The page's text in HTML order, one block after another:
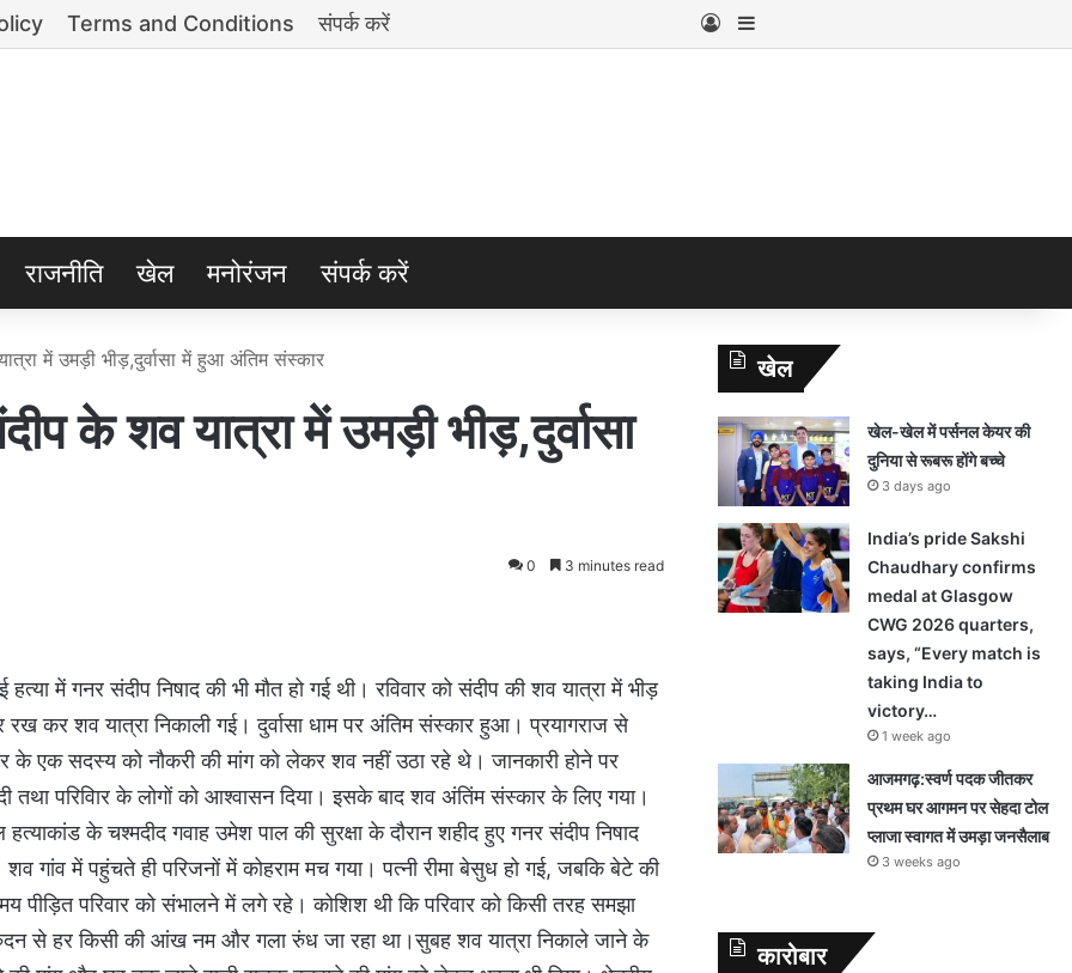
Terms and Conditions संपर्क करें Log InSidebar
राजनीति खेल मनोरंजन संपर्क करें
में उमड़ी भीड़,दुर्वासा में हुआ अंतिम संस्कार
शव यात्रा में उमड़ी भीड़,दुर्वासा
0 3 minutes read
में गनर संदीप निषाद की भी मौत हो गई थी। रविवार को संदीप की शव यात्रा में भीड़
कर शव यात्रा निकाली गई। दुर्वासा धाम पर अंतिम संस्कार हुआ। प्रयागराज से
के एक सदस्य को नौकरी की मांग को लेकर शव नहीं उठा रहे थे। जानकारी होने पर
परिविार के लोगों को आश्वासन दिया। इसके बाद शव अंतिंम संस्कार के लिए गया।
के चश्मदीद गवाह उमेश पाल की सुरक्षा के दौरान शहीद हुए गनर संदीप निषाद
में पहुंचते ही परिजनों में कोहराम मच गया। पत्नी रीमा बेसुध हो गई, जबकि बेटे की
परिवार को संभालने में लगे रहे। कोशिश थी कि परिवार को किसी तरह समझा
से हर किसी की आंख नम और गला रुंध जा रहा था।सुबह शव यात्रा निकाले जाने के
खेल
खेल-खेल में पर्सनल केयर की
दुनिया से रूबरू होंगे बच्चे
3 days ago
India’s pride Sakshi
Chaudhary confirms
medal at Glasgow
CWG 2026 quarters,
says, “Every match is
taking India to
victory…
1 week ago
आजमगढ़:स्वर्ण पदक जीतकर
प्रथम घर आगमन पर सेहदा टोल
प्लाजा स्वागत में उमड़ा जनसैलाब
3 weeks ago
कारोबार